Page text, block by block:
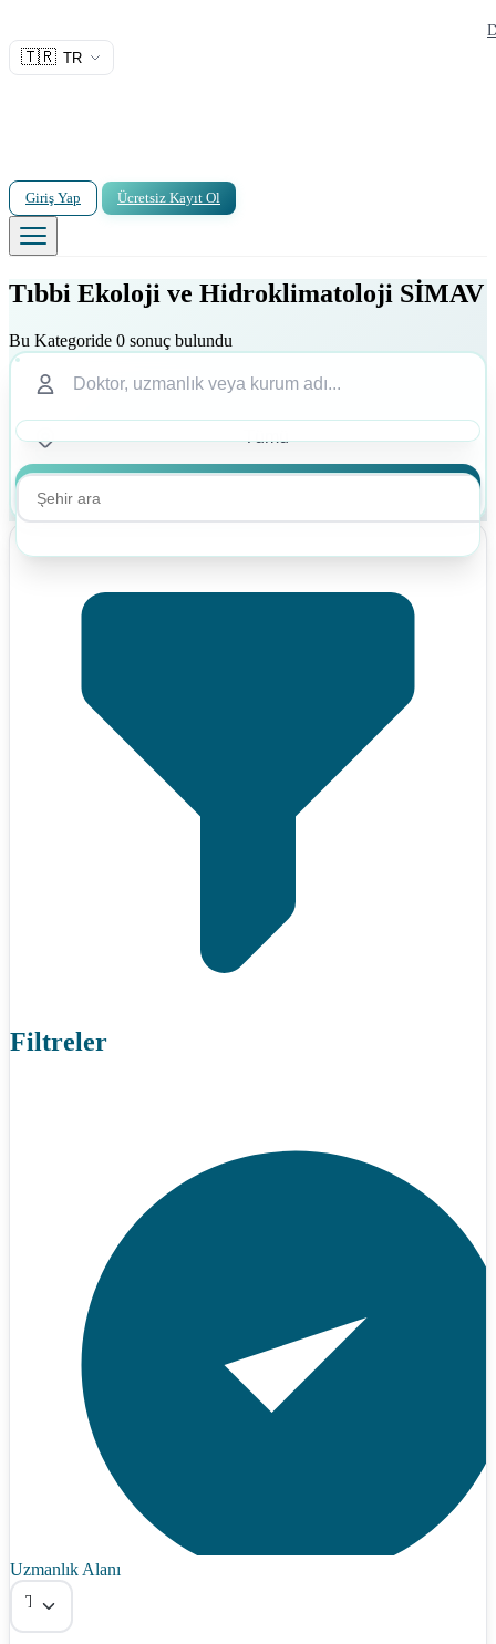
🇹🇷 TR
Giriş Yap Ücretsiz Kayıt Ol
Tıbbi Ekoloji ve Hidroklimatoloji SİMAV
Bu Kategoride 0 sonuç bulundu
Filtreler
Uzmanlık Alanı
Tümü